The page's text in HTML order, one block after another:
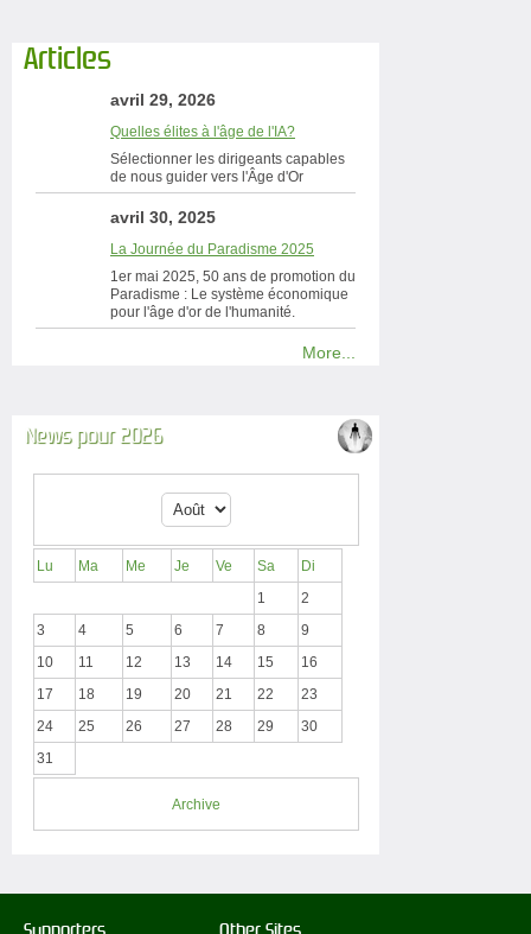
Articles
avril 29, 2026
Quelles élites à l'âge de l'IA?
Sélectionner les dirigeants capables
de nous guider vers l'Âge d'Or
avril 30, 2025
La Journée du Paradisme 2025
1er mai 2025, 50 ans de promotion du
Paradisme : Le système économique
pour l'âge d'or de l'humanité.
More...
News pour 2026
Lu Ma Me Je Ve Sa
Di
1
2
3
4 5 6 7 8
9
10
11 12 13 14 15
16
17
18 19 20 21 22
23
24
25 26 27 28 29
30
31
Archive